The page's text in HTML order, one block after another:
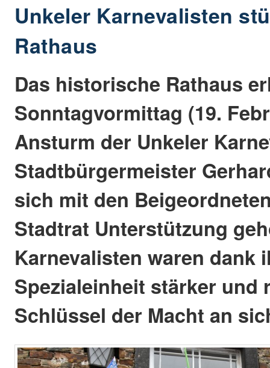
Unkeler Karnevalisten
Rathaus
Das historische Rathaus
Sonntagvormittag (19.
Ansturm der Unkeler
Stadtbürgermeister
sich mit den
Stadtrat Unterstützung
Karnevalisten waren dank
Spezialeinheit stärker und
Schlüssel der Macht an